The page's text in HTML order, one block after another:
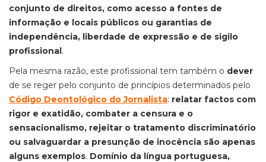
conjunto de direitos, como acesso a fontes de
informação e locais públicos ou garantias de
independência, liberdade de expressão e de sigilo
profissional.
Pela mesma razão, este profissional tem também o dever
de se reger pelo conjunto de princípios determinados pelo
Código Deontológico do Jornalista: relatar factos com
rigor e exatidão, combater a censura e o
sensacionalismo, rejeitar o tratamento discriminatório
ou salvaguardar a presunção de inocência são apenas
alguns exemplos. Domínio da língua portuguesa,